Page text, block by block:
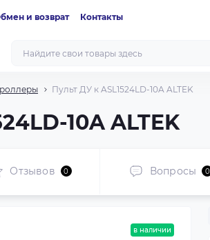
и возврат Контакты
Пульт ДУ к ASL1524LD-10A ALTEK
10A ALTEK
Отзывов 0 Вопросы 0
в наличии